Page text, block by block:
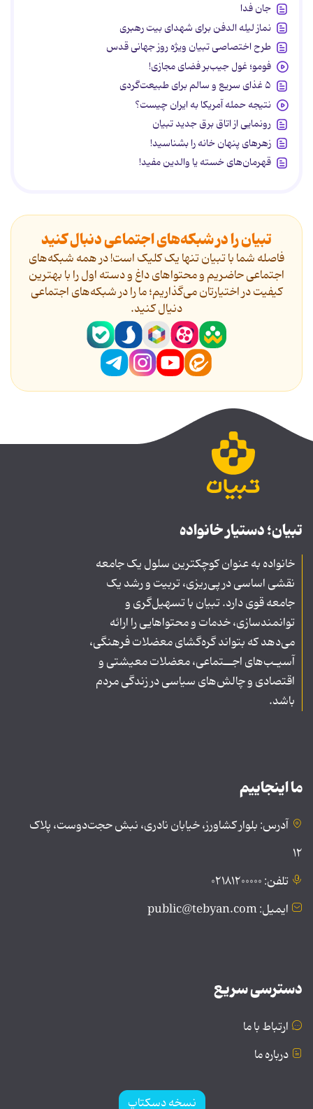
جان فدا
نماز لیله الدفن برای شهدای بیت رهبری
طرح اختصاصی تبیان ویژه روز جهانی قدس
فومو؛ غول جیب‌بر فضای مجازی!
۵ غذای سریع و سالم برای طبیعت‌گردی
نتیجه حمله آمریکا به ایران چیست؟
رونمایی از اتاق برق جدید تبیان
زهرهای پنهان خانه را بشناسید!
قهرمان‌های خسته یا والدین مفید!
تبیان را در شبکه‌های اجتماعی دنبال کنید
فاصله شما با تبیان تنها یک کلیک است! در همه شبکه‌های
اجتماعی حاضریم و محتواهای داغ و دسته اول را با بهترین
کیفیت در اختیارتان می‌گذاریم؛ ما را در شبکه‌های اجتماعی
دنیال کنید.
تبیان؛ دستیار خانواده
خانواده به عنوان کوچکترین سلول یک جامعه
نقشی اساسی در پی‌ریزی، تربیت و رشد یک
جامعه قوی دارد. تبیان با تسهیل‌گری و
توانمندسازی، خدمات و محتواهایی را ارائه
می‌دهد که بتواند گره‌گشای معضلات فرهنگی،
آسیـب‌های اجــتماعی، معضلات معیشتی و
اقتصادی و چالش‌های سیاسی در زندگی مردم
باشد.
ما اینجاییم
آدرس: بلوار کشاورز، خیابان نادری، نبش حجت‌دوست، پلاک
۱۲
تلفن: ۰۲۱۸۱۲۰۰۰۰۰
ایمیل: public@tebyan.com
دسترسی سریع
ارتباط با ما
درباره ما
نسخه دسکتاپ